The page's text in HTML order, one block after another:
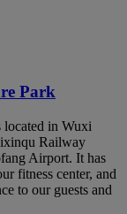
Park
in Wuxi
Railway
Airport. It has
fitness center, and
to our guests and